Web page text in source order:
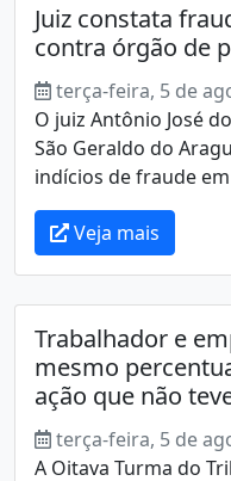
Juiz constata
contra órgão de
terça-feira, 5 de
O juiz Antônio José
São Geraldo do
indícios de fraude
Veja mais
Trabalhador e
mesmo
ação que não
terça-feira, 5 de
A Oitava Turma do